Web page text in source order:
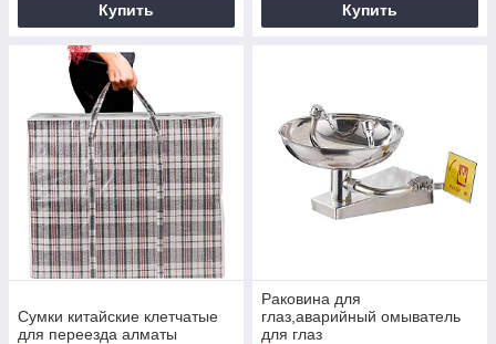
Купить Купить
Сумки китайские клетчатые
для переезда алматы
Раковина для
глаз,аварийный омыватель
для глаз